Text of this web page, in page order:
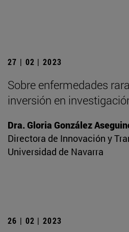
27 | 02 | 2023
Sobre enfermedades
inversión en
Dra. Gloria González
Directora de Innovación y
Universidad de Navarra
26 | 02 | 2023